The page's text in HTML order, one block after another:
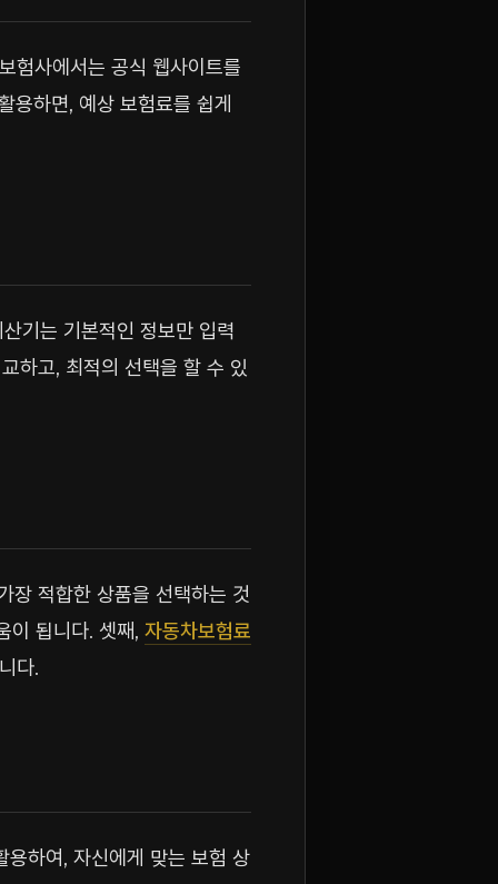
험사에서는 공식 웹사이트를
용하면, 예상 보험료를 쉽게
기는 기본적인 정보만 입력
하고, 최적의 선택을 할 수 있
장 적합한 상품을 선택하는 것
이 됩니다. 셋째, 자동차보험료
다.
하여, 자신에게 맞는 보험 상